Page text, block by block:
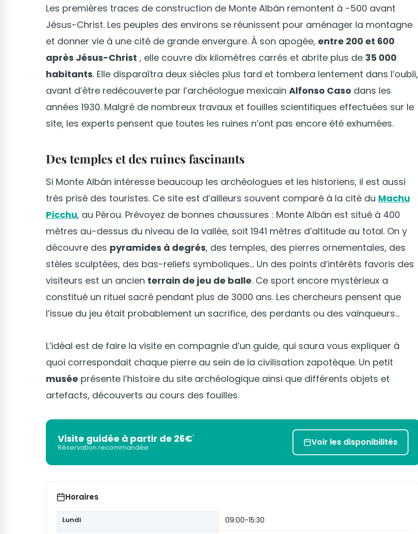
Les premières traces de construction de Monte Albán remontent à -500 avant
Jésus-Christ. Les peuples des environs se réunissent pour aménager la montagne
et donner vie à une cité de grande envergure. À son apogée, entre 200 et 600
après Jésus-Christ , elle couvre dix kilomètres carrés et abrite plus de 35 000
habitants. Elle disparaîtra deux siècles plus tard et tombera lentement dans l’oubli,
avant d’être redécouverte par l’archéologue mexicain Alfonso Caso dans les
années 1930. Malgré de nombreux travaux et fouilles scientifiques effectuées sur le
site, les experts pensent que toutes les ruines n’ont pas encore été exhumées.
Des temples et des ruines fascinants
Si Monte Albán intéresse beaucoup les archéologues et les historiens, il est aussi
très prisé des touristes. Ce site est d’ailleurs souvent comparé à la cité du Machu
Picchu, au Pérou. Prévoyez de bonnes chaussures : Monte Albán est situé à 400
mètres au-dessus du niveau de la vallée, soit 1941 mètres d’altitude au total. On y
découvre des pyramides à degrés, des temples, des pierres ornementales, des
stèles sculptées, des bas-reliefs symboliques… Un des points d’intérêts favoris des
visiteurs est un ancien terrain de jeu de balle. Ce sport encore mystérieux a
constitué un rituel sacré pendant plus de 3000 ans. Les chercheurs pensent que
l’issue du jeu était probablement un sacrifice, des perdants ou des vainqueurs…
L’idéal est de faire la visite en compagnie d’un guide, qui saura vous expliquer à
quoi correspondait chaque pierre au sein de la civilisation zapotèque. Un petit
musée présente l’histoire du site archéologique ainsi que différents objets et
artefacts, découverts au cours des fouilles.
Visite guidée à partir de 26€*
Réservation recommandée Voir les disponibilités
Horaires
Lundi 09:00-15:30